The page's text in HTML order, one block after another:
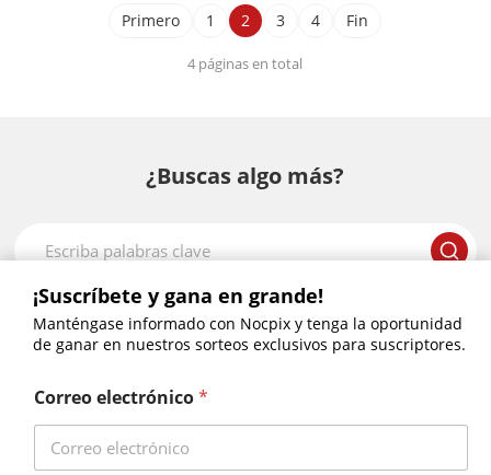
Normalmente notará...
Primero 1 2 3 4 Fin
4 páginas en total
¿Buscas algo más?
Misión – S50R · H50R · H35R · L35R
¡Suscríbete y gana en grande!
Manténgase informado con Nocpix y tenga la oportunidad
de ganar en nuestros sorteos exclusivos para suscriptores.
Correo electrónico*